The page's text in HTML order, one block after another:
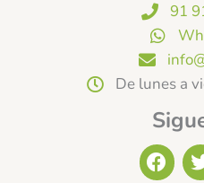
91
De lunes a
F
a